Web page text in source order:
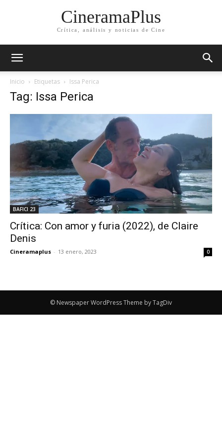
CineramaPlus
Crítica, análisis y noticias de Cine
Inicio Etiquetas Issa Perica
Tag: Issa Perica
BAFICI 23
Crítica: Con amor y furia (2022), de Claire
Denis
Cineramaplus - 13 enero, 2023 0
© Newspaper WordPress Theme by TagDiv